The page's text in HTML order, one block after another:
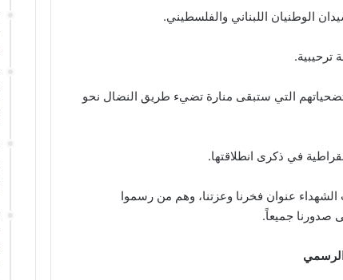
الوطنيان اللبناني والفلسطيني.
ترحيبية.
التي ستبقى منارة تضيء طريق النضال نحو
في ذكرى انطلاقتها.
عنوان فخرنا وعزتنا، وهم من رسموا
صدورنا جميعاً.